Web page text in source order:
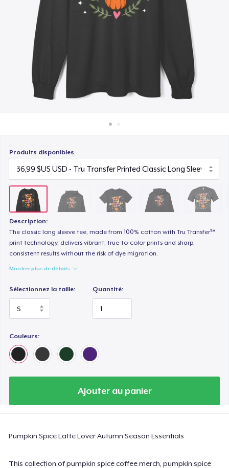
Produits disponibles
Description:
The classic long sleeve tee, made from 100% cotton with Tru Transfer™
print technology, delivers vibrant, true-to-color prints and sharp,
consistent results without the risk of dye migration.
Montrer plus de détails
Sélectionnez la taille: Quantité:
Couleurs:
Ajouter au panier
Pumpkin Spice Latte Lover Autumn Season Essentials
This collection of pumpkin spice coffee merch, pumpkin spice
21,99 $US
Unisex Classic Crewneck Sweatshirt
32,99 $US
Women's Classic Tee
23,99 $US
Heavy Tee
44,99 $US
Tru transfer Printed Premium Tee
Tru Transfer Printed Classic Tee
24,99 $US
Classic Long Sleeve Tee
24,99 $US